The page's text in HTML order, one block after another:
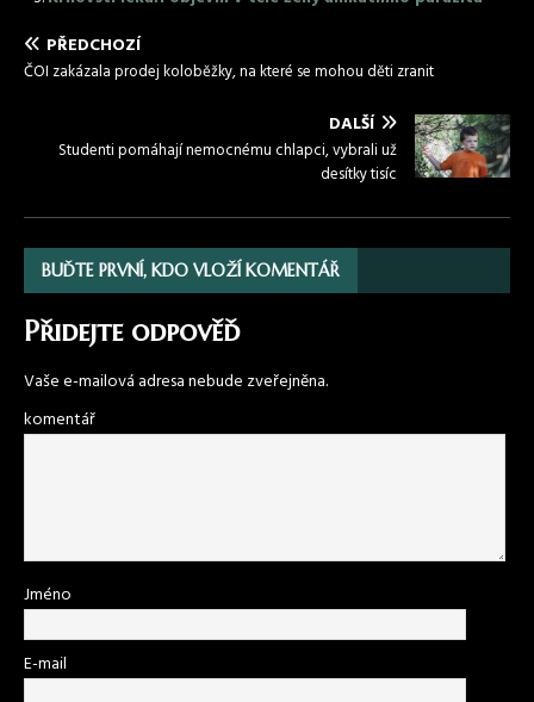
PŘEDCHOZÍ
ČOI zakázala prodej koloběžky, na které se mohou děti zranit
DALŠÍ
Studenti pomáhají nemocnému chlapci, vybrali už
desítky tisíc
BUĎTE PRVNÍ, KDO VLOŽÍ KOMENTÁŘ
Přidejte odpověď
Vaše e-mailová adresa nebude zveřejněna.
komentář
Jméno
E-mail